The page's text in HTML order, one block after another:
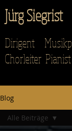
Jürg Siegrist
Dirigent
Chorleiter Pianist
Blog
Alle Beiträge